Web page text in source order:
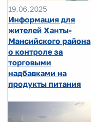
19.06.2025
Информация для
жителей Ханты-
Мансийского района
о контроле за
торговыми
надбавками на
продукты питания